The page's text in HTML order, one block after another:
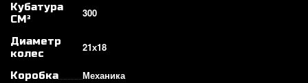
Кубатура
СМ³
300
Диаметр
колес
21х18
Коробка Механика